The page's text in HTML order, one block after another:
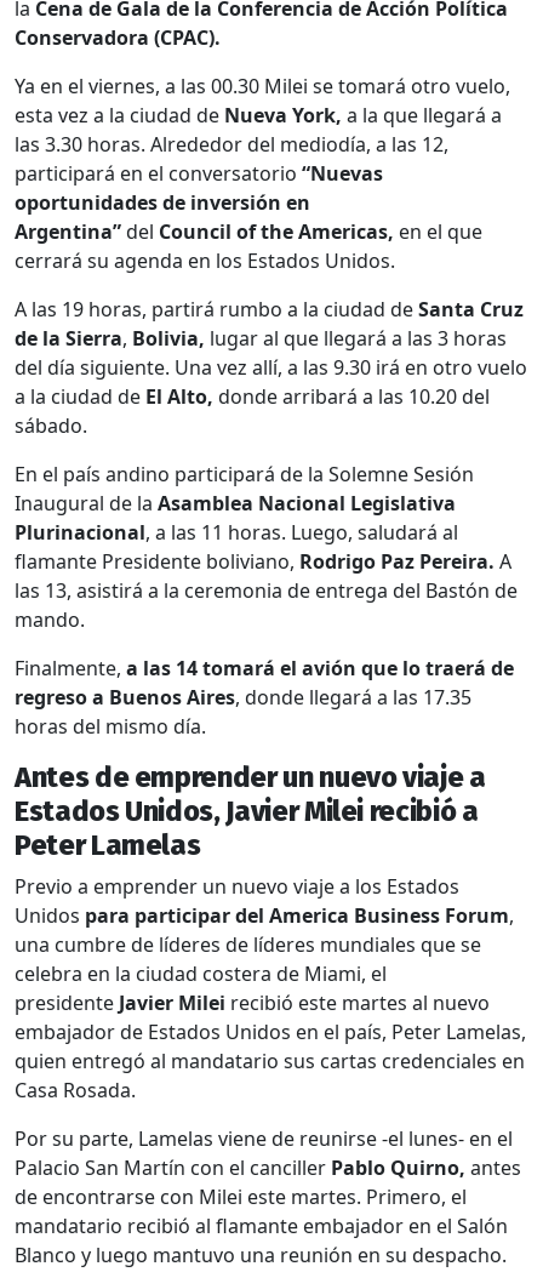
la Cena de Gala de la Conferencia de Acción Política
Conservadora (CPAC).
Ya en el viernes, a las 00.30 Milei se tomará otro vuelo,
esta vez a la ciudad de Nueva York, a la que llegará a
las 3.30 horas. Alrededor del mediodía, a las 12,
participará en el conversatorio “Nuevas
oportunidades de inversión en
Argentina”del Council of the Americas, en el que
cerrará su agenda en los Estados Unidos.
A las 19 horas, partirá rumbo a la ciudad deSanta Cruz
de la Sierra, Bolivia, lugar al que llegará a las 3 horas
del día siguiente. Una vez allí, a las 9.30 irá en otro vuelo
a la ciudad de El Alto, donde arribará a las 10.20 del
sábado.
En el país andino participará de la Solemne Sesión
Inaugural de la Asamblea Nacional Legislativa
Plurinacional, a las 11 horas. Luego, saludará al
flamante Presidente boliviano, Rodrigo Paz Pereira. A
las 13, asistirá a la ceremonia de entrega del Bastón de
mando.
Finalmente, a las 14 tomará el avión que lo traerá de
regreso a Buenos Aires, donde llegará a las 17.35
horas del mismo día.
Antes de emprender un nuevo viaje a
Estados Unidos, Javier Milei recibió a
Peter Lamelas
Previo a emprender un nuevo viaje a los Estados
Unidos para participar del America Business Forum,
una cumbre de líderes de líderes mundiales que se
celebra en la ciudad costera de Miami, el
presidenteJavier Milei recibió este martes al nuevo
embajador de Estados Unidos en el país, Peter Lamelas,
quien entregó al mandatario sus cartas credenciales en
Casa Rosada.
Por su parte, Lamelas viene de reunirse -el lunes- en el
Palacio San Martín con el canciller Pablo Quirno, antes
de encontrarse con Milei este martes. Primero, el
mandatario recibió al flamante embajador en el Salón
Blanco y luego mantuvo una reunión en su despacho.